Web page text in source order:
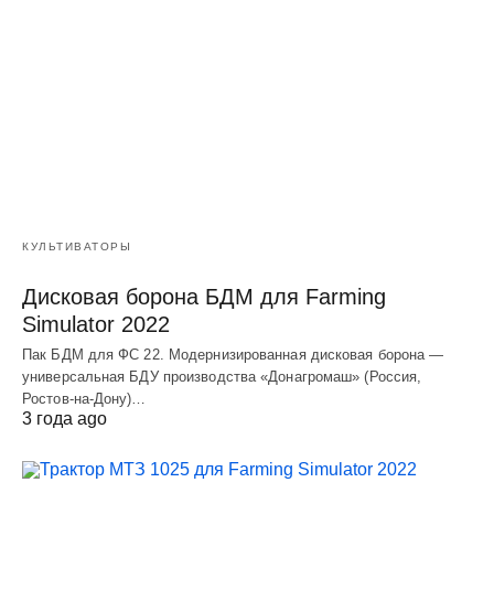
КУЛЬТИВАТОРЫ
Дисковая борона БДМ для Farming
Simulator 2022
Пак БДМ для ФС 22. Модернизированная дисковая борона —
универсальная БДУ производства «Донагромаш» (Россия,
Ростов-на-Дону)…
3 года ago